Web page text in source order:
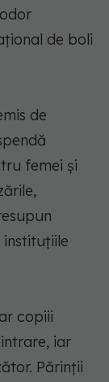
de boli
de
femei şi
copiii
iar
Părinţii